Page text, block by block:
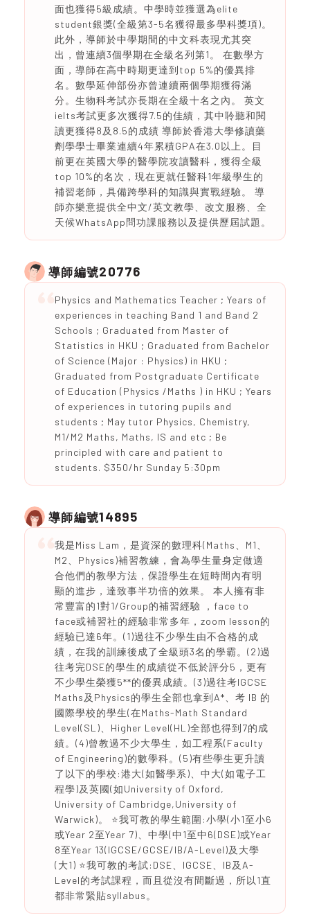
面也獲得5級成績。中學時並獲選為elite
student銀獎(全級第3-5名獲得最多學科獎項)。
此外，導師於中學期間的中文科表現尤其突
出，曾連續3個學期在全級名列第1。 在數學方
面，導師在高中時期更達到top 5%的優異排
名。數學延伸部份亦曾連續兩個學期獲得滿
分。生物科考試亦長期在全級十名之內。 英文
ielts考試更多次獲得7.5的佳績，其中聆聽和閱
讀更獲得8及8.5的成績 導師於香港大學修讀藥
劑學學士畢業連續4年累積GPA在3.0以上。目
前更在英國大學的醫學院攻讀醫科，獲得全級
top 10%的名次，現在更就任醫科1年級學生的
補習老師，具備跨學科的知識與實戰經驗。 導
師亦樂意提供全中文/英文教學、改文服務、全
天候WhatsApp問功課服務以及提供歷屆試題。
導師編號20776
Physics and Mathematics Teacher ; Years of
experiences in teaching Band 1 and Band 2
Schools ; Graduated from Master of
Statistics in HKU ; Graduated from Bachelor
of Science (Major : Physics) in HKU ;
Graduated from Postgraduate Certificate
of Education (Physics /Maths ) in HKU ; Years
of experiences in tutoring pupils and
students ; May tutor Physics, Chemistry,
M1/M2 Maths, Maths, IS and etc ; Be
principled with care and patient to
students. $350/hr Sunday 5:30pm
導師編號14895
我是Miss Lam，是資深的數理科(Maths、M1、
M2、Physics)補習教練，會為學生量身定做適
合他們的教學方法，保證學生在短時間內有明
顯的進步，達致事半功倍的效果。 本人擁有非
常豐富的1對1/Group的補習經驗 ，face to
face或補習社的經驗非常多年，zoom lesson的
經驗已達6年。(1)過往不少學生由不合格的成
績，在我的訓練後成了全級頭3名的學霸。(2)過
往考完DSE的學生的成績從不低於評分5，更有
不少學生榮獲5**的優異成績。(3)過往考IGCSE
Maths及Physics的學生全部也拿到A*、考 IB 的
國際學校的學生(在Maths-Math Standard
Level(SL)、Higher Level(HL)全部也得到7的成
績。(4)曾教過不少大學生，如工程系(Faculty
of Engineering)的數學科。(5)有些學生更升讀
了以下的學校:港大(如醫學系)、中大(如電子工
程學)及英國(如University of Oxford,
University of Cambridge,University of
Warwick)。 ⭐️我可教的學生範圍:小學(小1至小6
或Year 2至Year 7)、中學(中1至中6(DSE)或Year
8至Year 13(IGCSE/GCSE/IB/A-Level)及大學
(大1) ⭐️我可教的考試:DSE、IGCSE、IB及A-
Level的考試課程，而且從沒有間斷過，所以1直
都非常緊貼syllabus。